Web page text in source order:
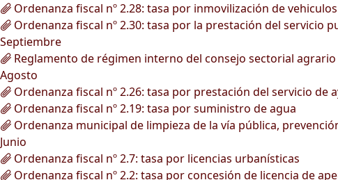
Ordenanza fiscal nº 2.28: tasa por inmovilización de
Ordenanza fiscal nº 2.30: tasa por la prestación del servicio
Septiembre
Reglamento de régimen interno del consejo sectorial
Agosto
Ordenanza fiscal nº 2.26: tasa por prestación del servicio de
Ordenanza fiscal nº 2.19: tasa por suministro de agua
Ordenanza municipal de limpieza de la vía pública,
Junio
Ordenanza fiscal nº 2.7: tasa por licencias urbanísticas
Ordenanza fiscal nº 2.2: tasa por concesión de licencia de